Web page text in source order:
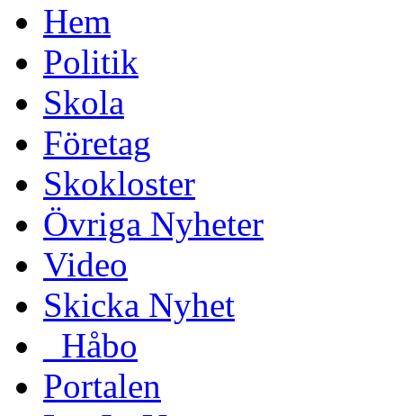
Hem
Politik
Skola
Företag
Skokloster
Övriga Nyheter
Video
Skicka Nyhet
_Håbo
Portalen